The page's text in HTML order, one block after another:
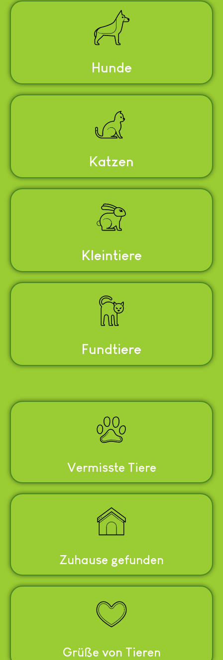
Hunde
Katzen
Kleintiere
Fundtiere
Vermisste Tiere
Zuhause gefunden
Grüße von Tieren